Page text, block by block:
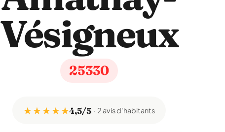
Vésigneux
25330
★ ★ ★ ★ ★4,5/5 2 avis d'habitants